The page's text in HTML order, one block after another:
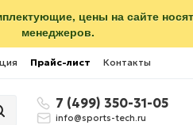
цены на сайте
менеджеров.
Прайс-лист Контакты
7 (499) 350-31-05
info@sports-tech.ru